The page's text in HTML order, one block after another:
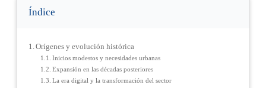
Índice
Orígenes y evolución histórica
Inicios modestos y necesidades urbanas
Expansión en las décadas posteriores
La era digital y la transformación del sector